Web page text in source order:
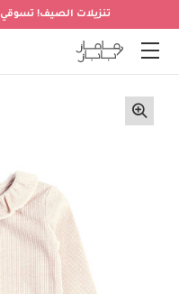
تنزيلات الصيف! تسوقي